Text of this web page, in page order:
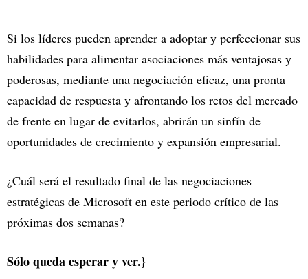
Si los líderes pueden aprender a adoptar y perfeccionar sus
habilidades para alimentar asociaciones más ventajosas y
poderosas, mediante una negociación eficaz, una pronta
capacidad de respuesta y afrontando los retos del mercado
de frente en lugar de evitarlos, abrirán un sinfín de
oportunidades de crecimiento y expansión empresarial.
¿Cuál será el resultado final de las negociaciones
estratégicas de Microsoft en este periodo crítico de las
próximas dos semanas?
Sólo queda esperar y ver.}